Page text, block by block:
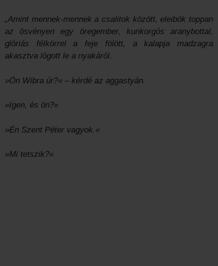
„Amint mennek-mennek a csalitok között, eleibök toppan
az ösvényen egy öregember, kunkorgós aranybottal,
glóriás félkörrel a feje fölött, a kalapja madzagra
akasztva lógott le a nyakáról.
»Ön Wibra úr?« – kérdé az aggastyán.
»Igen, és ön?«
»Én Szent Péter vagyok.«
»Mi tetszik?«